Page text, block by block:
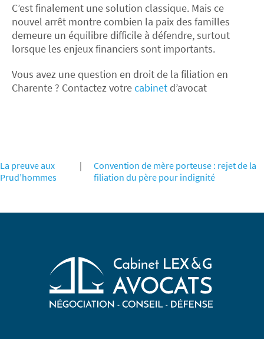
C’est finalement une solution classique. Mais ce
nouvel arrêt montre combien la paix des familles
demeure un équilibre difficile à défendre, surtout
lorsque les enjeux financiers sont importants.
Vous avez une question en droit de la filiation en
Charente ? Contactez votrecabinet d’avocat
La preuve aux
Prud’hommes
|
Convention de mère porteuse : rejet de la
filiation du père pour indignité